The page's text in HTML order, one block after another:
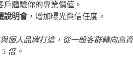
戶體驗你的專業價值。
說明會，增加曝光與信任度。
個人品牌打造，從一般客群轉向高資
倍。